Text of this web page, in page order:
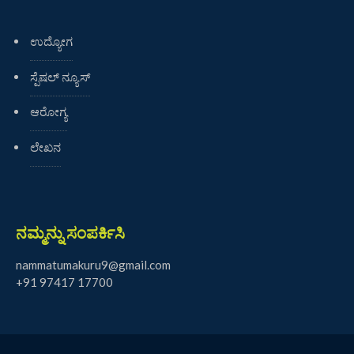
ಉದ್ಯೋಗ
ಸ್ಪೆಷಲ್ ನ್ಯೂಸ್
ಆರೋಗ್ಯ
ಲೇಖನ
ನಮ್ಮನ್ನು ಸಂಪರ್ಕಿಸಿ
nammatumakuru9@gmail.com
+91 97417 17700